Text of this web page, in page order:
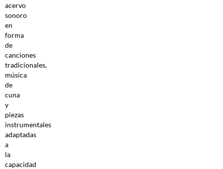
acervo
sonoro
en
forma
de
canciones
tradicionales,
música
de
cuna
y
piezas
instrumentales
adaptadas
a
la
capacidad